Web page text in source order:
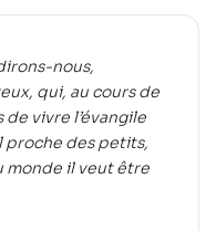
nous,
qui, au cours de
vivre l’évangile
proche des petits,
monde il veut être